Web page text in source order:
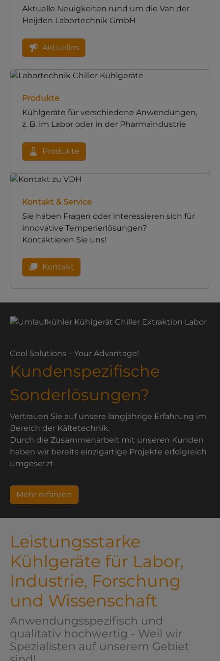
Aktuelle Neuigkeiten rund um die Van der
Heijden Labortechnik GmbH
Aktuelles
Produkte
Kühlgeräte für verschiedene Anwendungen,
z. B. im Labor oder in der Pharmaindustrie
Produkte
Kontakt & Service
Sie haben Fragen oder interessieren sich für
innovative Temperierlösungen?
Kontaktieren Sie uns!
Kontakt
Cool Solutions – Your Advantage!
Kundenspezifische
Sonderlösungen?
Vertrauen Sie auf unsere langjährige Erfahrung im
Bereich der Kältetechnik.
Durch die Zusammenarbeit mit unseren Kunden
haben wir bereits einzigartige Projekte erfolgreich
umgesetzt.
Mehr erfahren
Leistungsstarke
Kühlgeräte für Labor,
Industrie, Forschung
und Wissenschaft
Anwendungsspezifisch und
qualitativ hochwertig - Weil wir
Spezialisten auf unserem Gebiet